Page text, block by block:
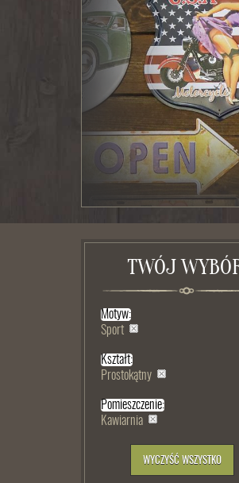
TWÓJ
Motyw:
Sport
Kształt:
Prostokątny
Pomieszczenie:
Kawiarnia
WYCZYŚĆ WSZYSTKO